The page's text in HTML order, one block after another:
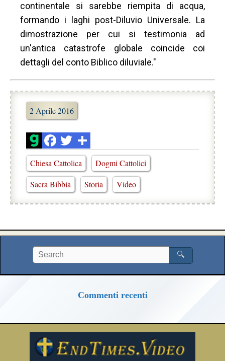
continentale si sarebbe riempita di acqua,
formando i laghi post-Diluvio Universale. La
dimostrazione per cui si testimonia ad
un'antica catastrofe globale coincide coi
dettagli del conto Biblico diluviale."
2 Aprile 2016
Chiesa Cattolica
Dogmi Cattolici
Sacra Bibbia
Storia Video
🔍
Commenti recenti